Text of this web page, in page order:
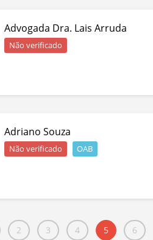
Advogada Dra. Lais Arruda
Não verificado
Adriano Souza
Não verificado OAB
2 3 4 5 6